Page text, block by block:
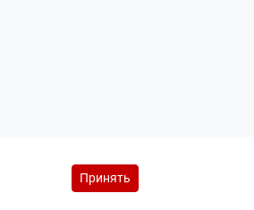
Принять